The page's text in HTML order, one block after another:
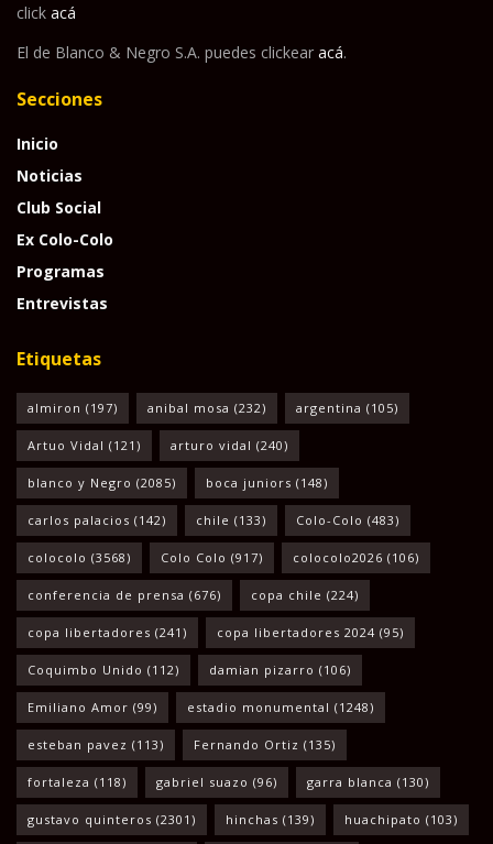
click acá
El de Blanco & Negro S.A. puedes clickear acá.
Secciones
Inicio
Noticias
Club Social
Ex Colo-Colo
Programas
Entrevistas
Etiquetas
almiron (197) anibal mosa (232) argentina (105)
Artuo Vidal (121) arturo vidal (240)
blanco y Negro (2085) boca juniors (148)
carlos palacios (142) chile (133) Colo-Colo (483)
colocolo (3568) Colo Colo (917) colocolo2026 (106)
conferencia de prensa (676) copa chile (224)
copa libertadores (241) copa libertadores 2024 (95)
Coquimbo Unido (112) damian pizarro (106)
Emiliano Amor (99) estadio monumental (1248)
esteban pavez (113) Fernando Ortiz (135)
fortaleza (118) gabriel suazo (96) garra blanca (130)
gustavo quinteros (2301) hinchas (139) huachipato (103)